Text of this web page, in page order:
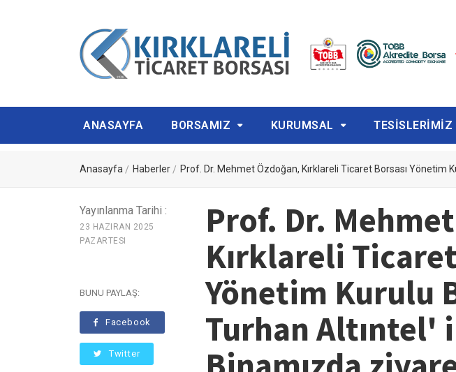
ANASAYFA BORSAMIZ KURUMSAL TESİSLERİMİZ
Anasayfa Haberler Prof. Dr. Mehmet Özdoğan, Kırklareli Ticaret Borsası Yönetim
Yayınlanma Tarihi :
23 HAZIRAN 2025
PAZARTESI
BUNU PAYLAŞ:
Facebook
Twitter
Prof. Dr.
Kırklareli
Yönetim Kurulu
Turhan Altıntel'